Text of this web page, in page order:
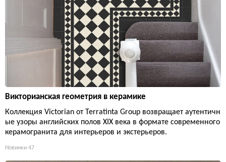
Викторианская геометрия в керамике
Коллекция Victorian от Terratinta Group возвращает аутентичн
ые узоры английских полов XIX века в формате современного
керамогранита для интерьеров и экстерьеров.
Новинки 47